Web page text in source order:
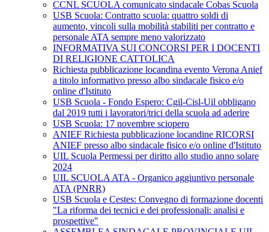
CCNL SCUOLA comunicato sindacale Cobas Scuola
USB Scuola: Contratto scuola: quattro soldi di
aumento, vincoli sulla mobilità stabiliti per contratto e
personale ATA sempre meno valorizzato
INFORMATIVA SUI CONCORSI PER I DOCENTI
DI RELIGIONE CATTOLICA
Richiesta pubblicazione locandina evento Verona Anief
a titolo informativo presso albo sindacale fisico e/o
online d'Istituto
USB Scuola - Fondo Espero: Cgil-Cisl-Uil obbligano
dal 2019 tutti i lavoratori/trici della scuola ad aderire
USB Scuola: 17 novembre sciopero
ANIEF Richiesta pubblicazione locandine RICORSI
ANIEF presso albo sindacale fisico e/o online d'Istituto
UIL Scuola Permessi per diritto allo studio anno solare
2024
UIL SCUOLA ATA - Organico aggiuntivo personale
ATA (PNRR)
USB Scuola e Cestes: Convegno di formazione docenti
"La riforma dei tecnici e dei professionali: analisi e
prospettive"